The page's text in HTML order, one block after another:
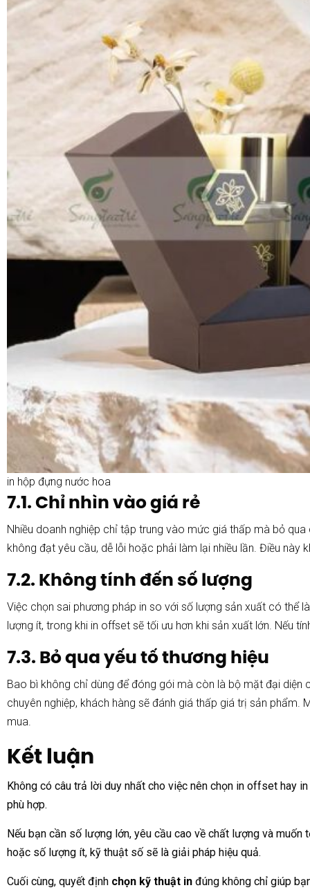
in hộp đựng nước hoa
7.1. Chỉ nhìn vào giá rẻ
Nhiều doanh nghiệp chỉ tập trung vào mức giá thấp mà bỏ
không đạt yêu cầu, dễ lỗi hoặc phải làm lại nhiều lần. Điều này
7.2. Không tính đến số lượng
Việc chọn sai phương pháp in so với số lượng sản xuất có thể
lượng ít, trong khi in offset sẽ tối ưu hơn khi sản xuất lớn. Nếu
7.3. Bỏ qua yếu tố thương hiệu
Bao bì không chỉ dùng để đóng gói mà còn là bộ mặt đại diện
chuyên nghiệp, khách hàng sẽ đánh giá thấp giá trị sản
mua.
Kết luận
Không có câu trả lời duy nhất cho việc nên chọn in offset hay
phù hợp.
Nếu bạn cần số lượng lớn, yêu cầu cao về chất lượng và
hoặc số lượng ít, kỹ thuật số sẽ là giải pháp hiệu quả.
Cuối cùng, quyết định chọn kỹ thuật in đúng không chỉ giúp